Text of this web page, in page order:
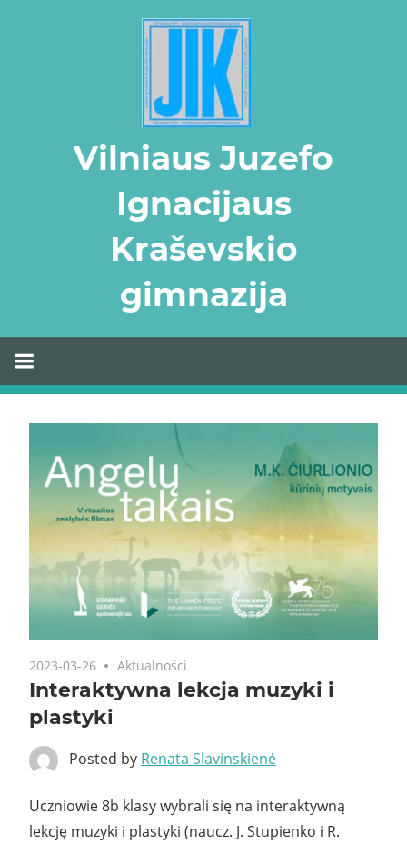
Vilniaus Juzefo
Ignacijaus
Kraševskio
gimnazija
2023-03-26 Aktualności
Interaktywna lekcja muzyki i
plastyki
Posted by Renata Slavinskienė
Uczniowie 8b klasy wybrali się na interaktywną
lekcję muzyki i plastyki (naucz. J. Stupienko i R.